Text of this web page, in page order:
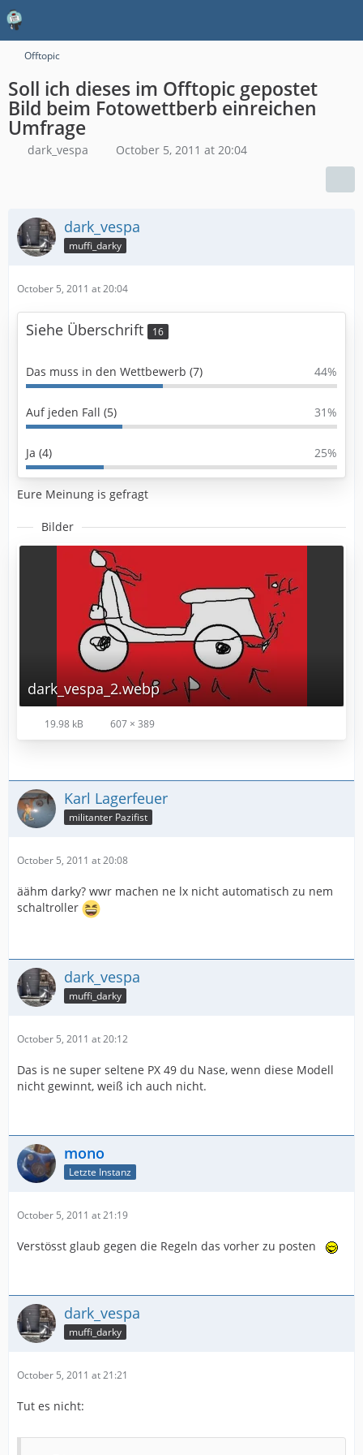
Offtopic
Soll ich dieses im Offtopic gepostet
Bild beim Fotowettberb einreichen
Umfrage
dark_vespa October 5, 2011 at 20:04
dark_vespa
muffi_darky
October 5, 2011 at 20:04
Siehe Überschrift 16
Das muss in den Wettbewerb (7) 44%
Auf jeden Fall (5) 31%
Ja (4) 25%
Eure Meinung is gefragt
Bilder
dark_vespa_2.webp
19.98 kB 607 × 389
Karl Lagerfeuer
militanter Pazifist
October 5, 2011 at 20:08
äähm darky? wwr machen ne lx nicht automatisch zu nem
schaltroller
dark_vespa
muffi_darky
October 5, 2011 at 20:12
Das is ne super seltene PX 49 du Nase, wenn diese Modell
nicht gewinnt, weiß ich auch nicht.
mono
Letzte Instanz
October 5, 2011 at 21:19
Verstösst glaub gegen die Regeln das vorher zu posten
dark_vespa
muffi_darky
October 5, 2011 at 21:21
Tut es nicht: